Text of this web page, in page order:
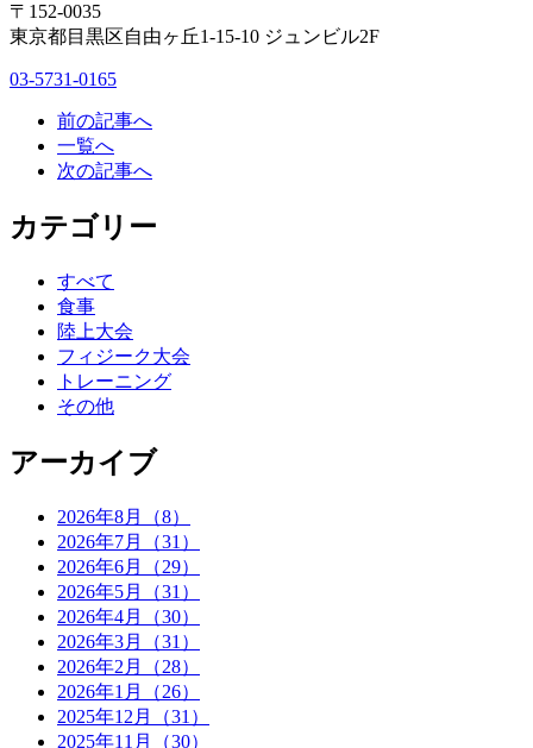
〒152-0035
東京都目黒区自由ヶ丘1-15-10 ジュンビル2F
03-5731-0165
前の記事へ
一覧へ
次の記事へ
カテゴリー
すべて
食事
陸上大会
フィジーク大会
トレーニング
その他
アーカイブ
2026年8月（8）
2026年7月（31）
2026年6月（29）
2026年5月（31）
2026年4月（30）
2026年3月（31）
2026年2月（28）
2026年1月（26）
2025年12月（31）
2025年11月（30）